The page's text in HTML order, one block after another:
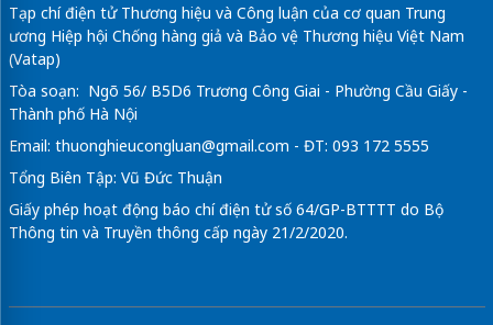
Tạp chí điện tử Thương hiệu và Công luận của cơ quan Trung
ương Hiệp hội Chống hàng giả và Bảo vệ Thương hiệu Việt Nam
(Vatap)
Tòa soạn: Ngõ 56/ B5D6 Trương Công Giai - Phường Cầu Giấy -
Thành phố Hà Nội
Email: thuonghieucongluan@gmail.com - ĐT: 093 172 5555
Tổng Biên Tập: Vũ Đức Thuận
Giấy phép hoạt động báo chí điện tử số 64/GP-BTTTT do Bộ
Thông tin và Truyền thông cấp ngày 21/2/2020.